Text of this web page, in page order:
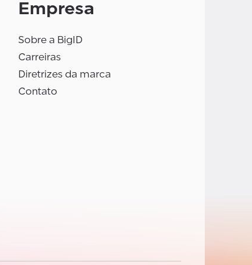
Empresa
Sobre a BigID
Carreiras
Diretrizes da marca
Contato